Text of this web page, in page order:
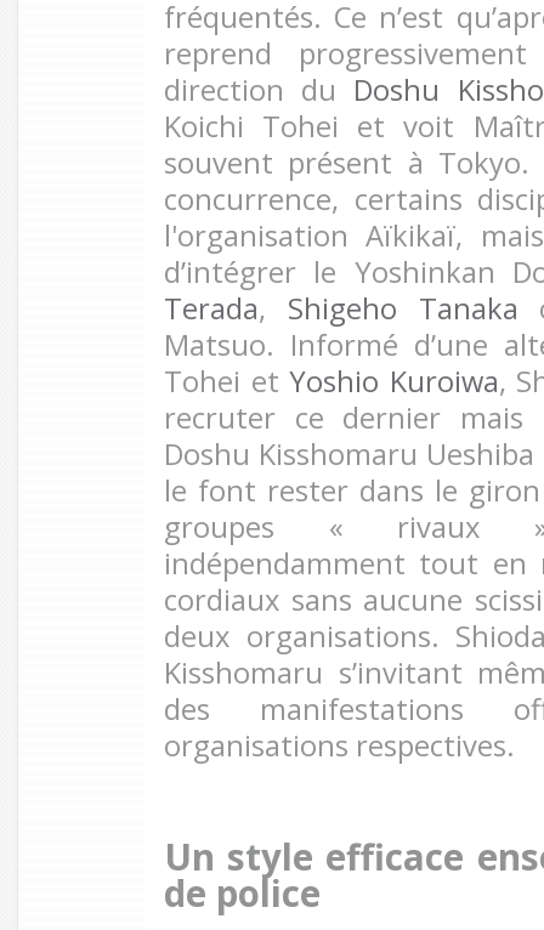
fréquentés. Ce n’est
reprend
direction du Doshu
Koichi Tohei et voit
souvent présent à
concurrence, certains
l'organisation Aïkikaï,
d’intégrer le Yoshinkan
Terada, Shigeho Tanaka
Matsuo. Informé d’une
Tohei etYoshio Kuroiwa,
recruter ce dernier
Doshu Kisshomaru
le font rester dans le giron
groupes « rivaux
indépendamment tout en
cordiaux sans aucune
deux organisations.
Kisshomaru s’invitant
des manifestations
organisations respectives.
Un style efficace
de police